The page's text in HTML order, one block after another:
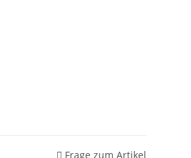
Frage zum Artikel